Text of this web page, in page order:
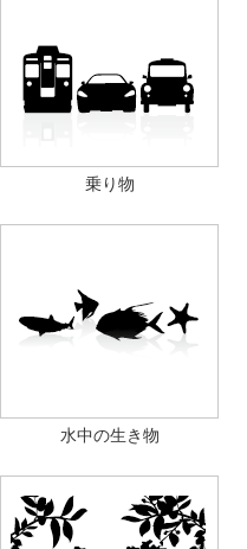
乗り物
水中の生き物